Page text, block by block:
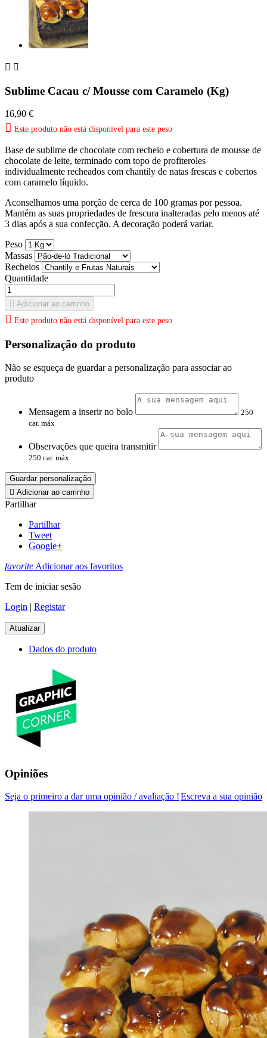
 
Sublime Cacau c/ Mousse com Caramelo (Kg)
16,90 €
 Este produto não está disponível para este peso
Base de sublime de chocolate com recheio e cobertura de mousse de
chocolate de leite, terminado com topo de profiteroles
individualmente recheados com chantily de natas frescas e cobertos
com caramelo líquido.
Aconselhamos uma porção de cerca de 100 gramas por pessoa.
Mantém as suas propriedades de frescura inalteradas pelo menos até
3 dias após a sua confecção. A decoração poderá variar.
Peso
Massas
Recheios
Quantidade
 Adicionar ao carrinho
 Este produto não está disponível para este peso
Personalização do produto
Não se esqueça de guardar a personalização para associar ao
produto
Mensagem a inserir no bolo
250
car. máx
Observações que queira transmitir
250 car. máx
Guardar personalização
 Adicionar ao carrinho
Partilhar
Partilhar
Tweet
Google+
favorite Adicionar aos favoritos
Tem de iniciar sesão
Login | Registar
Dados do produto
Opiniões
Escreva a sua opinião
Seja o primeiro a dar uma opinião / avaliação !